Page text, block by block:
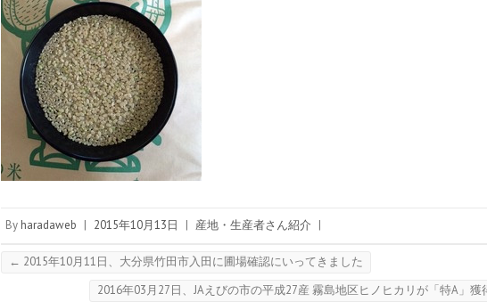
By haradaweb | 2015年10月13日 | 産地・生産者さん紹介 |
← 2015年10月11日、大分県竹田市入田に圃場確認にいってきました
2016年03月27日、JAえびの市の平成27産 霧島地区ヒノヒカリが「特A」獲